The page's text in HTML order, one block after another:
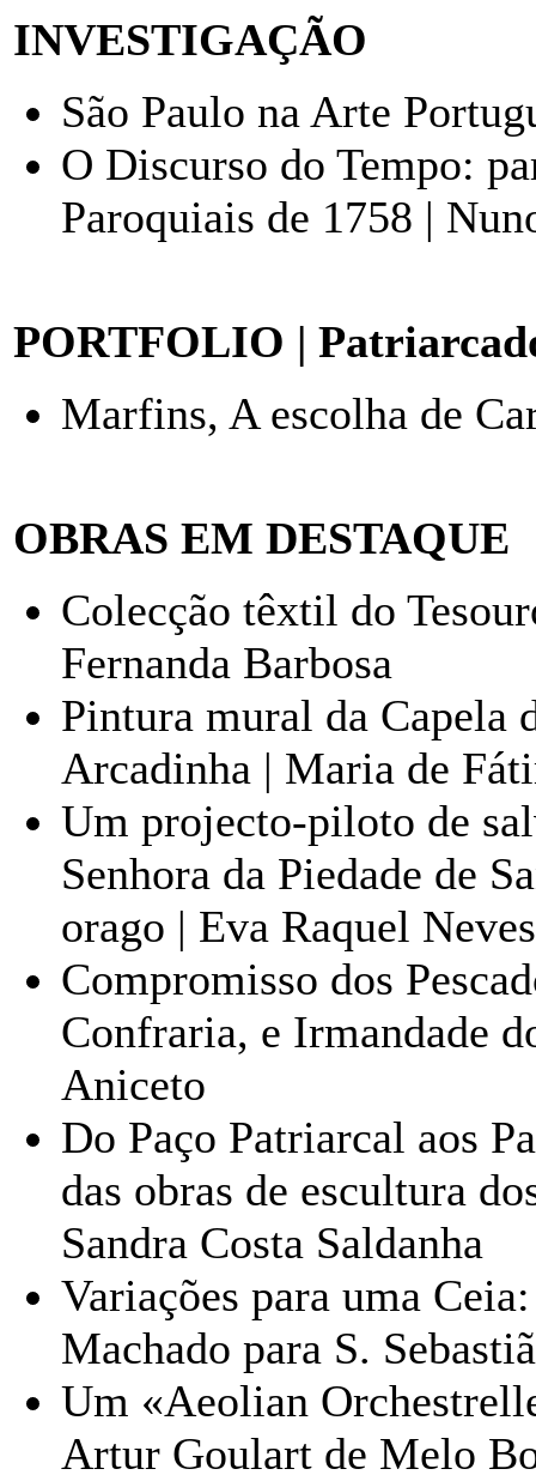
INVESTIGAÇÃO
São Paulo na Arte
O Discurso do Tempo:
Paroquiais de 1758 |
PORTFOLIO |
Marfins, A escolha de
OBRAS EM DESTAQUE
Colecção têxtil do
Fernanda Barbosa
Pintura mural da Capela
Arcadinha | Maria de
Um projecto-piloto de
Senhora da Piedade de
orago | Eva Raquel Neves
Compromisso dos
Confraria, e Irmandade
Aniceto
Do Paço Patriarcal aos
das obras de escultura
Sandra Costa Saldanha
Variações para uma
Machado para S.
Um «Aeolian
Artur Goulart de Melo